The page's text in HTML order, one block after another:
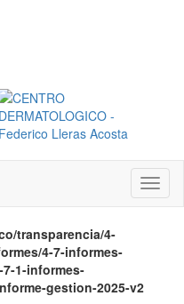
Menú
transparencia/4-
4-7-informes-
1-informes-
gestion-2025-v2